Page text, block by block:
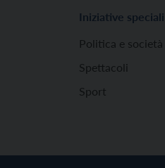
Iniziative speciali
Politica e società
Spettacoli
Sport